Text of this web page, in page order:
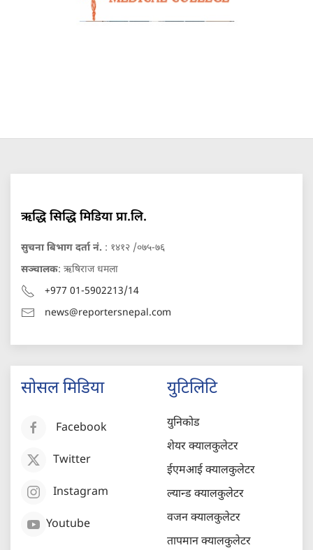
ऋद्धि सिद्धि मिडिया प्रा.लि.
सुचना बिभाग दर्ता नं. : १४१२ /०७५-७६
सञ्चालक: ऋषिराज धमला
+977 01-5902213/14
news@reportersnepal.com
सोसल मिडिया
Facebook
Twitter
Instagram
Youtube
युटिलिटि
युनिकोड
शेयर क्यालकुलेटर
ईएमआई क्यालकुलेटर
ल्यान्ड क्यालकुलेटर
वजन क्यालकुलेटर
तापमान क्यालकुलेटर